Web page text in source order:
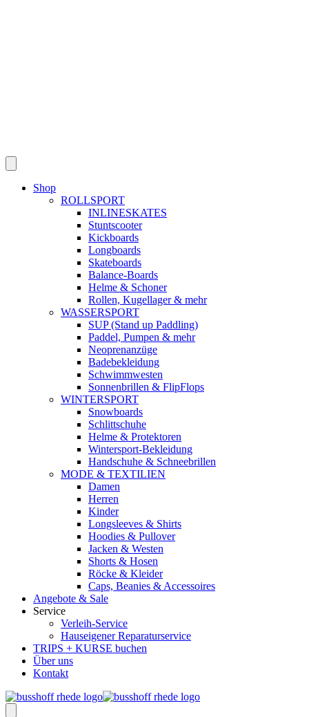
Shop
ROLLSPORT
INLINESKATES
Stuntscooter
Kickboards
Longboards
Skateboards
Balance-Boards
Helme & Schoner
Rollen, Kugellager & mehr
WASSERSPORT
SUP (Stand up Paddling)
Paddel, Pumpen & mehr
Neoprenanzüge
Badebekleidung
Schwimmwesten
Sonnenbrillen & FlipFlops
WINTERSPORT
Snowboards
Schlittschuhe
Helme & Protektoren
Wintersport-Bekleidung
Handschuhe & Schneebrillen
MODE & TEXTILIEN
Damen
Herren
Kinder
Longsleeves & Shirts
Hoodies & Pullover
Jacken & Westen
Shorts & Hosen
Röcke & Kleider
Caps, Beanies & Accessoires
Angebote & Sale
Service
Verleih-Service
Hauseigener Reparaturservice
TRIPS + KURSE buchen
Über uns
Kontakt